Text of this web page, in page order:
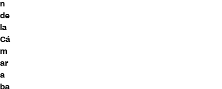
n
de
la
Cá
m
ar
a
ba